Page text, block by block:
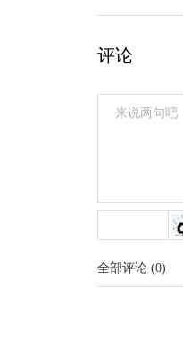
评论
全部评论 (0)